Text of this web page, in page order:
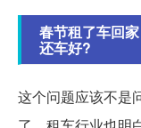
春节租了车回
还车好?
这个问题应该不是